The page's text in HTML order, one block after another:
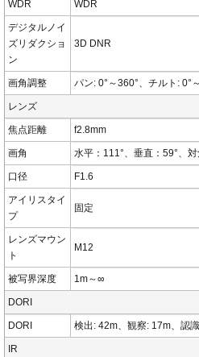
WDR WDR
デジタルノイ
ズリダクショ
ン
3D DNR
画角調整 パン: 0°～360°、チルト: 0°
レンズ
焦点距離 f2.8mm
画角 水平：111°、垂直：59°、
口径 F1.6
アイリスタイ
プ
固定
レンズマウン
ト
M12
被写界深度 1m～∞
DORI
DORI 検出: 42m、観察: 17m、認
IR